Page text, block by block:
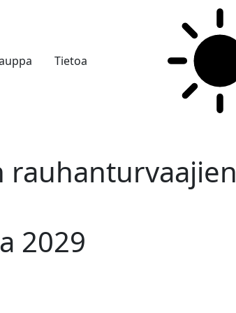
Tietoa
rauhanturvaajien
2029